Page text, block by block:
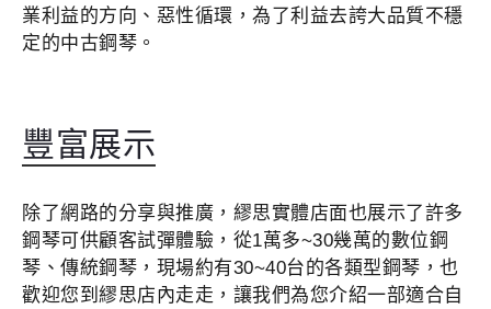
業利益的方向、惡性循環，為了利益去誇大品質不穩
定的中古鋼琴。
豐富展示
除了網路的分享與推廣，繆思實體店面也展示了許多
鋼琴可供顧客試彈體驗，從1萬多~30幾萬的數位鋼
琴、傳統鋼琴，現場約有30~40台的各類型鋼琴，也
歡迎您到繆思店內走走，讓我們為您介紹一部適合自